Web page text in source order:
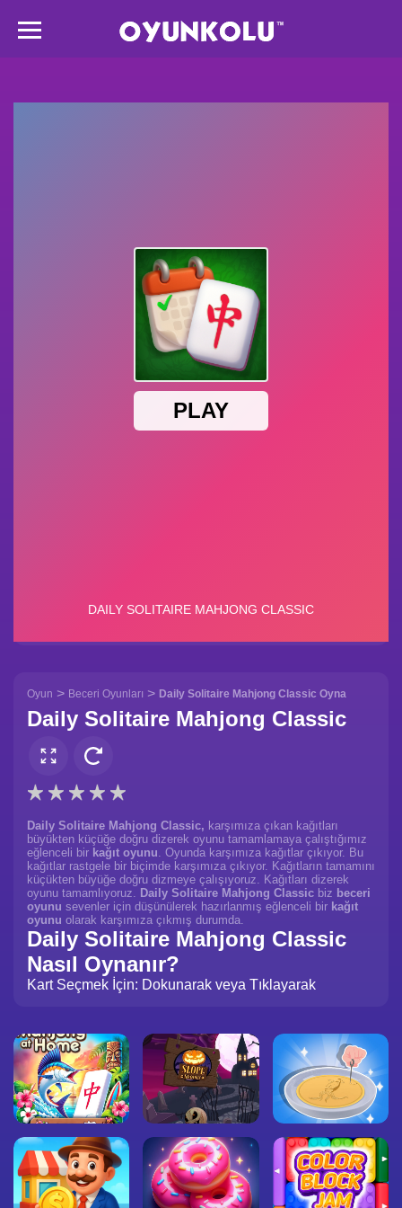
Oyun > Beceri Oyunları > Daily Solitaire Mahjong Classic Oyna
Daily Solitaire Mahjong Classic
Daily Solitaire Mahjong Classic, karşımıza çıkan kağıtları
büyükten küçüğe doğru dizerek oyunu tamamlamaya çalıştığımız
eğlenceli bir kağıt oyunu. Oyunda karşımıza kağıtlar çıkıyor. Bu
kağıtlar rastgele bir biçimde karşımıza çıkıyor. Kağıtların tamamını
küçükten büyüğe doğru dizmeye çalışıyoruz. Kağıtları dizerek
oyunu tamamlıyoruz. Daily Solitaire Mahjong Classic biz beceri
oyunu sevenler için düşünülerek hazırlanmış eğlenceli bir kağıt
oyunu olarak karşımıza çıkmış durumda.
Daily Solitaire Mahjong Classic
Nasıl Oynanır?
Kart Seçmek İçin: Dokunarak veya Tıklayarak